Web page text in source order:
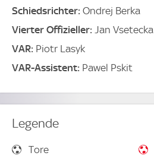
Schiedsrichter: Ondrej Berka
Vierter Offizieller: Jan Vsetecka
VAR: Piotr Lasyk
VAR-Assistent: Pawel Pskit
Legende
Tore